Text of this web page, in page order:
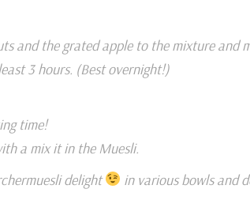
and the grated apple to the mixture and
3 hours. (Best overnight!)
time!
a mix it in the Muesli.
delight
in various bowls and